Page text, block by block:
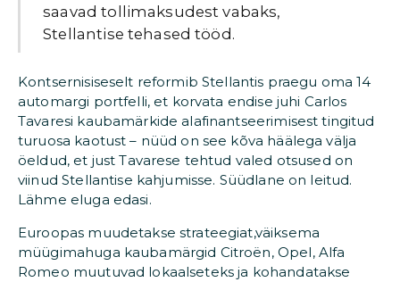
saavad tollimaksudest vabaks,
Stellantise tehased tööd.
Kontsernisiseselt reformib Stellantis praegu oma 14
automargi portfelli, et korvata endise juhi Carlos
Tavaresi kaubamärkide alafinantseerimisest tingitud
turuosa kaotust – nüüd on see kõva häälega välja
öeldud, et just Tavarese tehtud valed otsused on
viinud Stellantise kahjumisse. Süüdlane on leitud.
Lähme eluga edasi.
Euroopas muudetakse strateegiat,väiksema
müügimahuga kaubamärgid Citroën, Opel, Alfa
Romeo muutuvad lokaalseteks ja kohandatakse